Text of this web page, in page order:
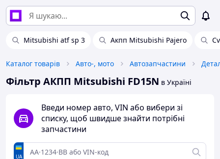
Mitsubishi atf sp 3 Акпп Mitsubishi Pajero
Каталог товарів Авто-, мото Автозапчастини
Фільтр АКПП Mitsubishi FD15N в Україні
Введи номер авто, VIN або вибери зі
списку, щоб швидше знайти потрібні
запчастини
UA